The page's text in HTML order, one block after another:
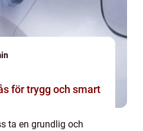
för trygg och smart
ta en grundlig och